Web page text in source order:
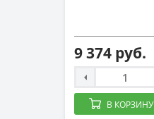
9 374 руб.
В КОРЗИНУ